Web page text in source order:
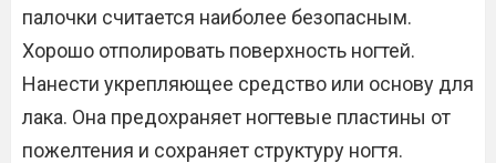
палочки считается наиболее безопасным.
Хорошо отполировать поверхность ногтей.
Нанести укрепляющее средство или основу для
лака. Она предохраняет ногтевые пластины от
пожелтения и сохраняет структуру ногтя.